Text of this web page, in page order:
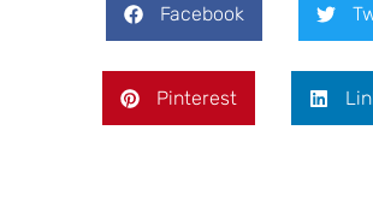
Facebook
Pinterest